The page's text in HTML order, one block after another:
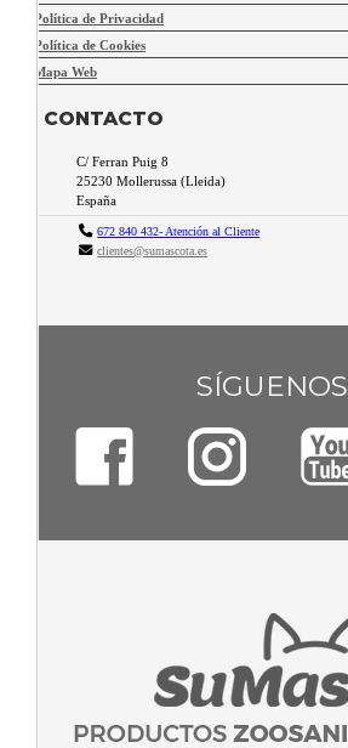
Política de Privacidad
Política de Cookies
Mapa Web
CONTACTO
C/ Ferran Puig 8
25230 Mollerussa (Lleida)
España
672 840 432- Atención al Cliente
clientes@sumascota.es
SÍGUENOS